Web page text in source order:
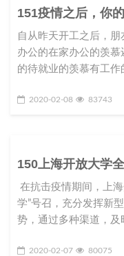
151疫情之后，你
自从昨天开工之后，
办公的在家办公的羡
的待就业的羡慕有工
2020-02-08 83743
150上海开放大学
在抗击疫情期间，上
学”号召，充分发挥新
势，通过多种渠道，及
2020-02-07 80075